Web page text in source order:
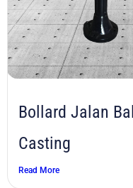
Bollard Jalan
Casting
Read More